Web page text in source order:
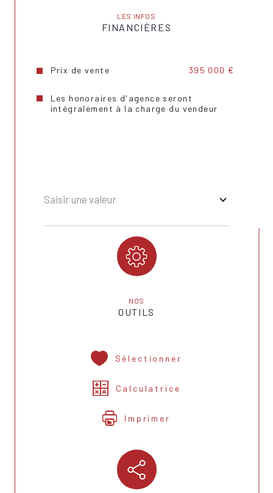
LES INFOS
FINANCIÈRES
Prix de vente 395 000 €
Les honoraires d'agence seront
intégralement à la charge du vendeur
Saisir une valeur
NOS
OUTILS
Sélectionner
Calculatrice
Imprimer